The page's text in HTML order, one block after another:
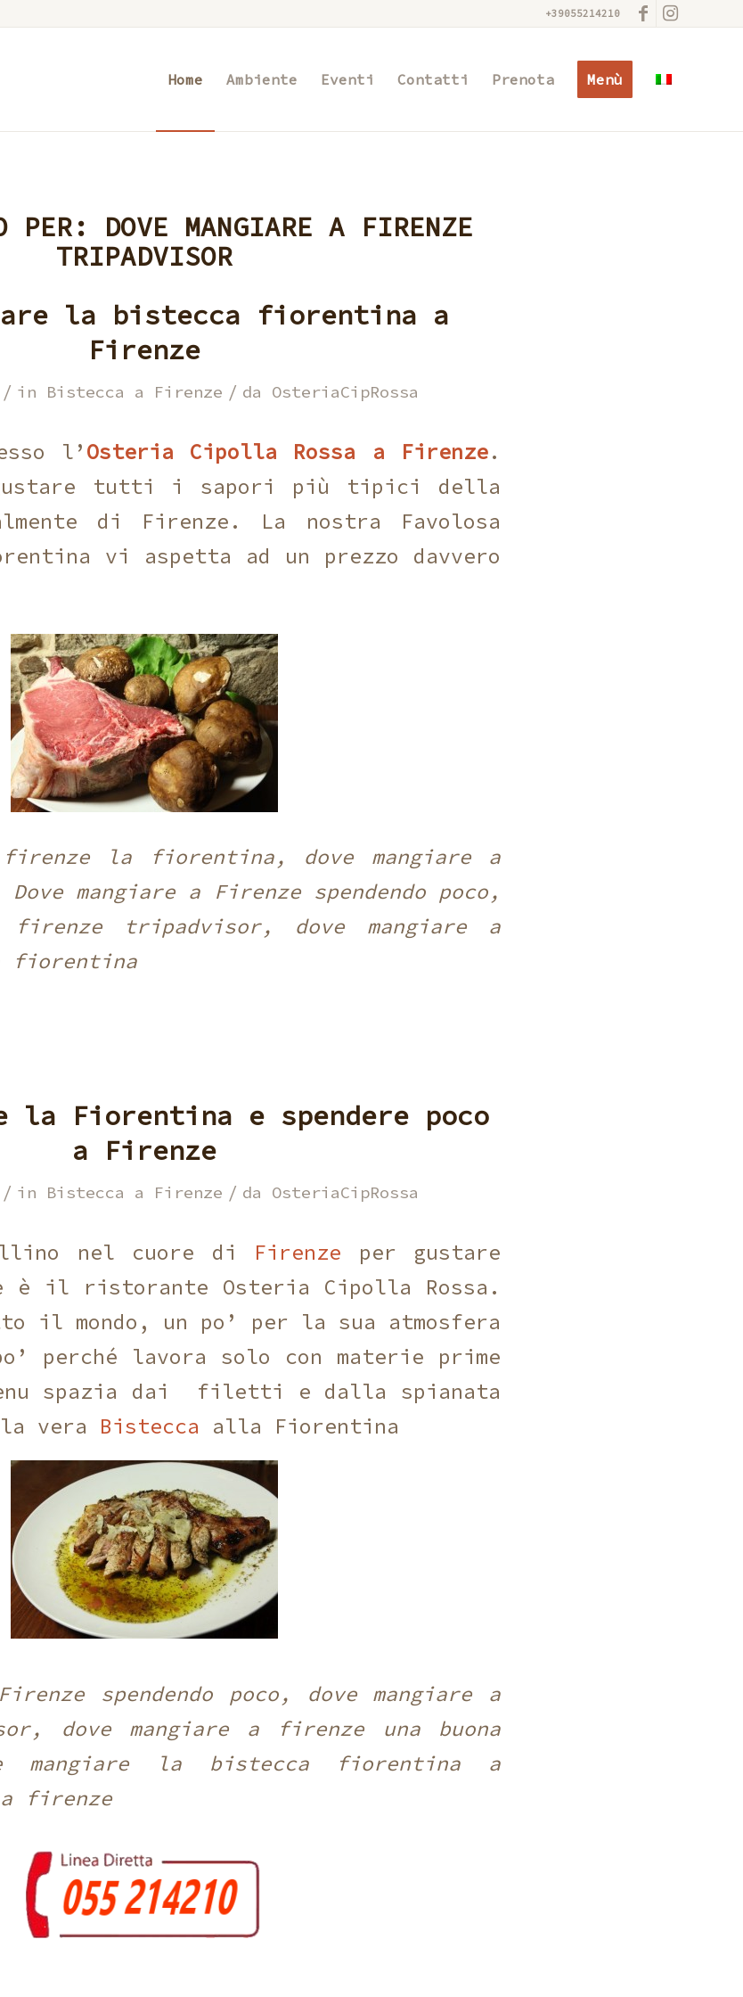
+39055214210
Home Ambiente Eventi Contatti Prenota Menù
PER: DOVE MANGIARE A FIRENZE
TRIPADVISOR
la bistecca fiorentina a
Firenze
/ in Bistecca a Firenze / da OsteriaCipRossa
l’ Osteria Cipolla Rossa a Firenze.
tutti i sapori più tipici della
di Firenze. La nostra Favolosa
vi aspetta ad un prezzo davvero
firenze la fiorentina, dove mangiare a
mangiare a Firenze spendendo poco,
firenze tripadvisor, dove mangiare a
fiorentina
la Fiorentina e spendere poco
a Firenze
/ in Bistecca a Firenze / da OsteriaCipRossa
nel cuore di Firenze per gustare
è il ristorante Osteria Cipolla Rossa.
il mondo, un po’ per la sua atmosfera
perché lavora solo con materie prime
spazia dai filetti e dalla spianata
vera Bistecca alla Fiorentina
spendendo poco, dove mangiare a
dove mangiare a firenze una buona
mangiare la bistecca fiorentina a
firenze